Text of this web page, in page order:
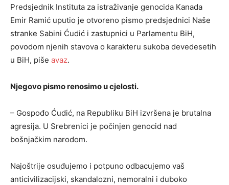
Predsjednik Instituta za istraživanje genocida Kanada
Emir Ramić uputio je otvoreno pismo predsjednici Naše
stranke Sabini Ćudić i zastupnici u Parlamentu BiH,
povodom njenih stavova o karakteru sukoba devedesetih
u BiH, piše avaz.
Njegovo pismo renosimo u cjelosti.
– Gospođo Ćudić, na Republiku BiH izvršena je brutalna
agresija. U Srebrenici je počinjen genocid nad
bošnjačkim narodom.
Najoštrije osuđujemo i potpuno odbacujemo vaš
anticivilizacijski, skandalozni, nemoralni i duboko